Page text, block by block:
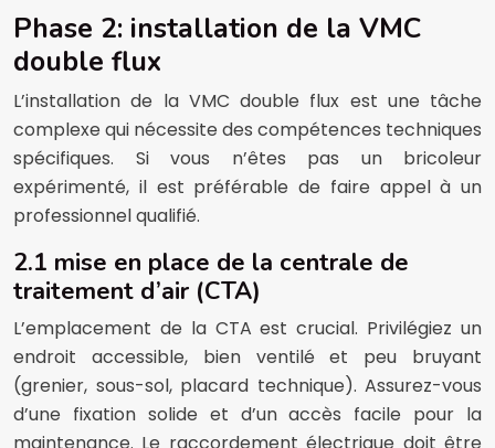
Phase 2: installation de la VMC
double flux
L’installation de la VMC double flux est une tâche
complexe qui nécessite des compétences techniques
spécifiques. Si vous n’êtes pas un bricoleur
expérimenté, il est préférable de faire appel à un
professionnel qualifié.
2.1 mise en place de la centrale de
traitement d’air (CTA)
L’emplacement de la CTA est crucial. Privilégiez un
endroit accessible, bien ventilé et peu bruyant
(grenier, sous-sol, placard technique). Assurez-vous
d’une fixation solide et d’un accès facile pour la